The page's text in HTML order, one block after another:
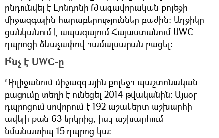
ընդունվել է Լոնդոնի Թագավորական քոլեջի
միջազգային հարաբերություններ բաժին։ Աղջիկը
ցանկանում է ապագայում Հայաստանում UWC
դպրոցի ձևաչափով համալսարան բացել։
Ի՞նչ է UWC-ը
Դիլիջանում միջազգային քոլեջի պաշտոնական
բացումը տեղի է ունեցել 2014 թվականին։ Այսօր
դպրոցում սովորում է 192 աշակերտ աշխարհի
ավելի քան 63 երկրից, իսկ աշխարհում
նմանատիպ 15 դպրոց կա։